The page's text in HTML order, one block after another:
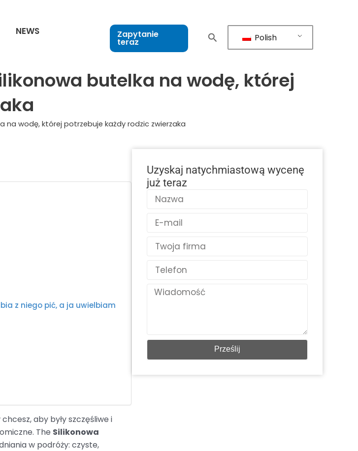
NEWS
Zapytanie
teraz Polish
butelka na wodę, której
wodę, której potrzebuje każdy rodzic zwierzaka
z niego pić, a ja uwielbiam
aby były szczęśliwe i
The Silikonowa
w podróży: czyste,
Uzyskaj natychmiastową wycenę
już teraz
Nazwa
mail
Kraj
Telefon
Wiadomość
Prześlij